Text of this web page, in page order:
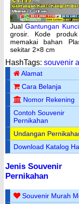
JualGantungan Kunci
grosir. Kode
memakai bahan
sekitar 2×8 cm
HashTags: souvenir
Alamat
Cara Belanja
Nomor Rekening
Contoh Souvenir
Pernikahan
Undangan
Download Katalog
Jenis Souvenir
Pernikahan
Souvenir Murah